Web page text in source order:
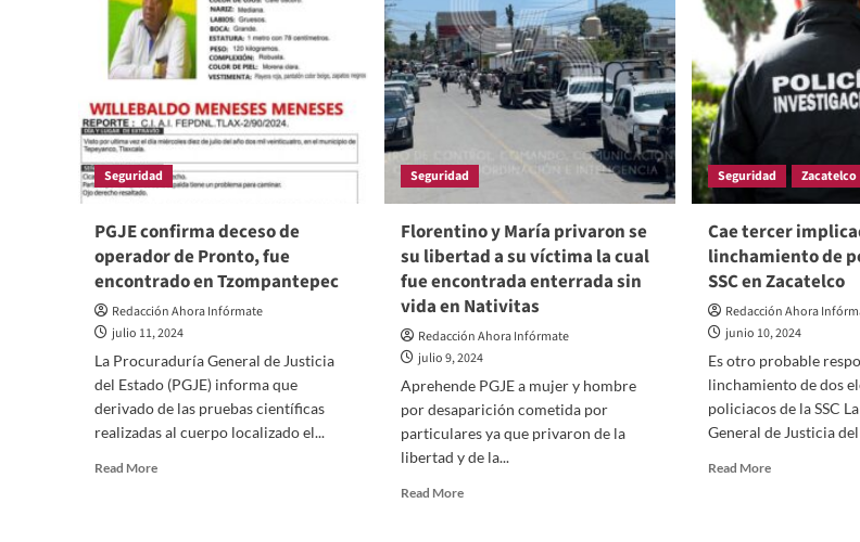
Seguridad
PGJE confirma deceso de
operador de Pronto, fue
encontrado en Tzompantepec
Redacción Ahora Infórmate
julio 11, 2024
La Procuraduría General de Justicia
del Estado (PGJE) informa que
derivado de las pruebas científicas
realizadas al cuerpo localizado el...
Read MoreRead
Seguridad
Florentino y María privaron se
su libertad a su víctima la cual
fue encontrada enterrada sin
vida en Nativitas
Redacción Ahora Infórmate
julio 9, 2024
Aprehende PGJE a mujer y hombre
por desaparición cometida por
particulares ya que privaron de la
libertad y de la...
Read MoreRead
Seguridad Zacatelco
Cae tercer
linchamiento de
SSC en Zacatelco
Redacción Ahora
junio 10, 2024
Es otro probable
linchamiento de dos
policiacos de la SSC
General de Justicia
Read MoreRead